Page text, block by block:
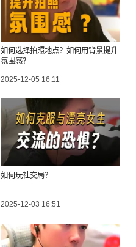
如何选择拍照地点？如何用背景提升
氛围感？
2025-12-05 16:11
如何玩社交局？
2025-12-03 16:51